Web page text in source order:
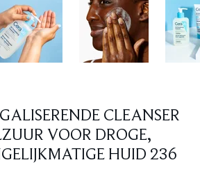
CLEANSER
VOOR DROGE,
HUID 236